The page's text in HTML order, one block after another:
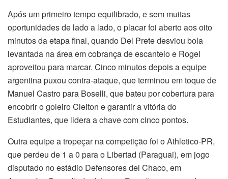
Após um primeiro tempo equilibrado, e sem muitas
oportunidades de lado a lado, o placar foi aberto aos oito
minutos da etapa final, quando Del Prete desviou bola
levantada na área em cobrança de escanteio e Rogel
aproveitou para marcar. Cinco minutos depois a equipe
argentina puxou contra-ataque, que terminou em toque de
Manuel Castro para Boselli, que bateu por cobertura para
encobrir o goleiro Cleiton e garantir a vitória do
Estudiantes, que lidera a chave com cinco pontos.
Outra equipe a tropeçar na competição foi o Athletico-PR,
que perdeu de 1 a 0 para o Libertad (Paraguai), em jogo
disputado no estádio Defensores del Chaco, em